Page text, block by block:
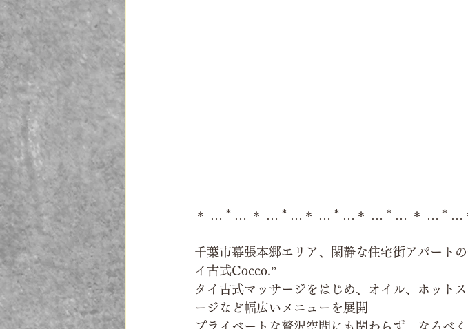
＊ … * … ＊ … * …＊ … * …＊ … * … ＊ … * …
千葉市幕張本郷エリア、閑静な住宅街アパート
イ古式Cocco.”
タイ古式マッサージをはじめ、オイル、ホット
ージなど幅広いメニューを展開
プライベートな贅沢空間にも関わらず、なるべ